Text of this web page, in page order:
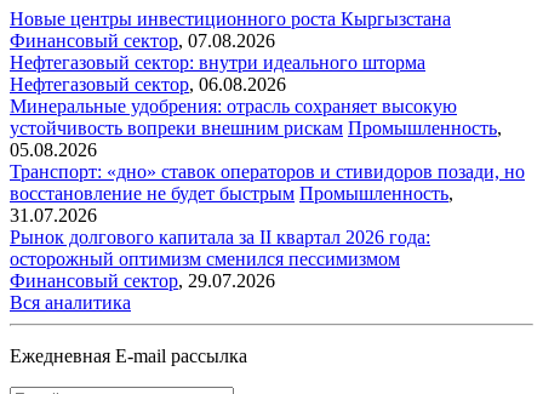
Новые центры инвестиционного роста Кыргызстана
Финансовый сектор, 07.08.2026
Нефтегазовый сектор: внутри идеального шторма
Нефтегазовый сектор, 06.08.2026
Минеральные удобрения: отрасль сохраняет высокую
устойчивость вопреки внешним рискам Промышленность,
05.08.2026
Транспорт: «дно» ставок операторов и стивидоров позади, но
восстановление не будет быстрым Промышленность,
31.07.2026
Рынок долгового капитала за II квартал 2026 года:
осторожный оптимизм сменился пессимизмом
Финансовый сектор, 29.07.2026
Вся аналитика
Ежедневная E-mail рассылка